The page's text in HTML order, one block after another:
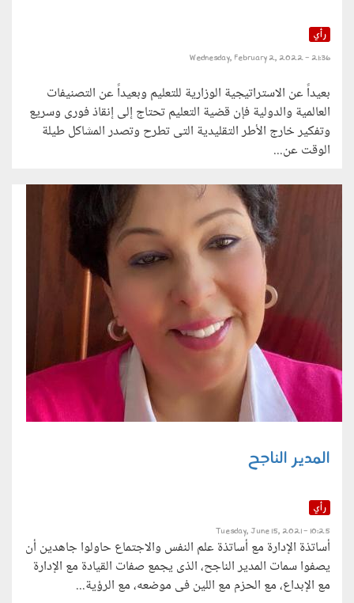
رأي
Wednesday, February 2, 2022 - 21:36
بعيداً عن الاستراتيجية الوزارية للتعليم وبعيداً عن التصنيفات
العالمية والدولية فإن قضية التعليم تحتاج إلى إنقاذ فورى وسريع
وتفكير خارج الأطر التقليدية التى تطرح وتصدر المشاكل طيلة
الوقت عن...
المدير الناجح
رأي
Tuesday, June 15, 2021 - 10:25
أساتذة الإدارة مع أساتذة علم النفس والاجتماع حاولوا جاهدين أن
يصفوا سمات المدير الناجح، الذى يجمع صفات القيادة مع الإدارة
مع الإبداع، مع الحزم مع اللين فى موضعه، مع الرؤية...